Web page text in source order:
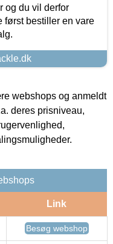
og du vil derfor
først bestiller en vare
webshops og anmeldt
deres prisniveau,
Link
Besøg webshop